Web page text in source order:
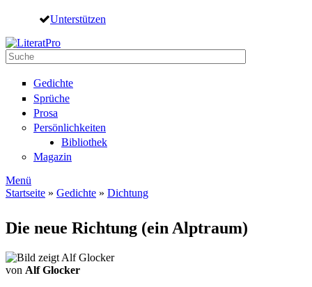
Direkt zum Inhalt
Unterstützen
Suche
Gedichte
Sprüche
Prosa
Persönlichkeiten
Bibliothek
Magazin
Menü
Startseite » Gedichte » Dichtung
Die neue Richtung (ein Alptraum)
von Alf Glocker